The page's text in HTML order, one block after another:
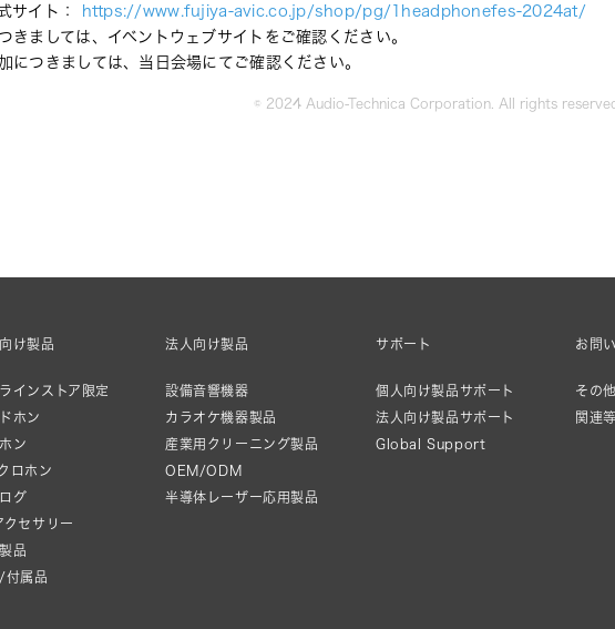
サイト： https://www.fujiya-avic.co.jp/shop/pg/1headphonefes-2024at/
きましては、イベントウェブサイトをご確認ください。
につきましては、当日会場にてご確認ください。
© 2024 Audio-Technica Corporation. All rights
け製品
インストア限定
ホン
ン
ロホン
グ
クセサリー
品
付属品
法人向け製品
設備音響機器
カラオケ機器製品
産業用クリーニング製品
OEM/ODM
半導体レーザー応用製品
サポート
個人向け製品サポート
法人向け製品サポート
Global Support
お問
その
関連